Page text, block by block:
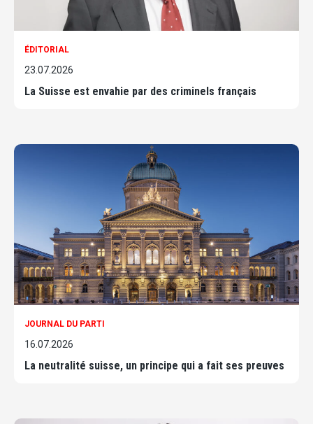
ÉDITORIAL
23.07.2026
La Suisse est envahie par des criminels français
JOURNAL DU PARTI
16.07.2026
La neutralité suisse, un principe qui a fait ses preuves